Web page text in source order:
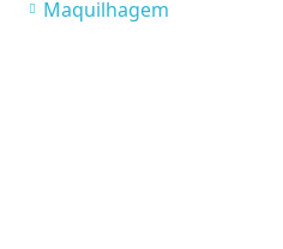
Maquilhagem